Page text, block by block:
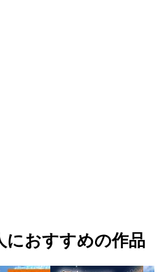
におすすめの作品